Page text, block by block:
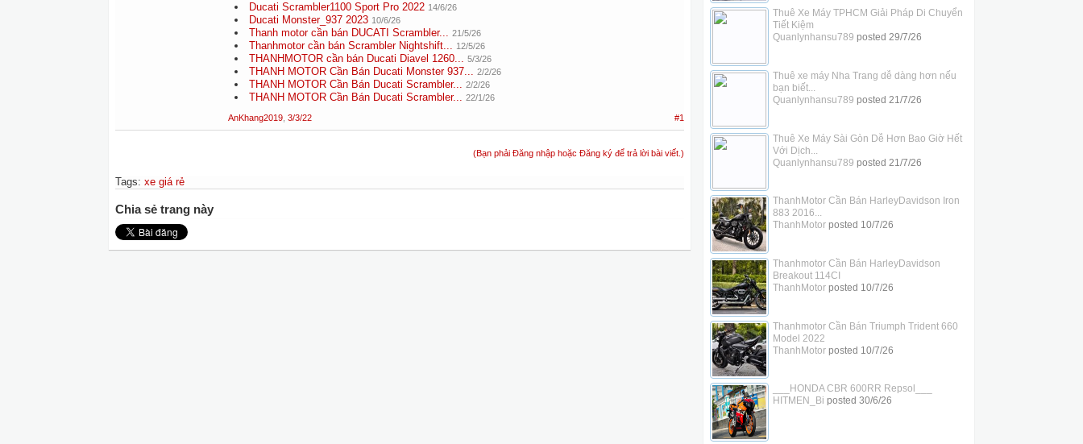
Ducati Scrambler1100 Sport Pro 2022 14/6/26
Ducati Monster_937 2023 10/6/26
Thanh motor cần bán DUCATI Scrambler... 21/5/26
Thanhmotor cần bán Scrambler Nightshift... 12/5/26
THANHMOTOR cần bán Ducati Diavel 1260... 5/3/26
THANH MOTOR Cần Bán Ducati Monster 937... 2/2/26
THANH MOTOR Cần Bán Ducati Scrambler... 2/2/26
THANH MOTOR Cần Bán Ducati Scrambler... 22/1/26
AnKhang2019 3/3/22 #1
(Bạn phải Đăng nhập hoặc Đăng ký để trả lời bài viết.)
Tags: xe giá rẻ
Chia sẻ trang này
Thuê Xe Máy TPHCM Giải Pháp Di Chuyển
Tiết Kiệm
Quanlynhansu789 posted 29/7/26
Thuê xe máy Nha Trang dễ dàng hơn nếu
bạn biết...
Quanlynhansu789 posted 21/7/26
Thuê Xe Máy Sài Gòn Dễ Hơn Bao Giờ Hết
Với Dịch...
Quanlynhansu789 posted 21/7/26
ThanhMotor Cần Bán HarleyDavidson Iron
883 2016...
ThanhMotorposted 10/7/26
Thanhmotor Cần Bán HarleyDavidson
Breakout 114CI
ThanhMotorposted 10/7/26
Thanhmotor Cần Bán Triumph Trident 660
Model 2022
ThanhMotorposted 10/7/26
___HONDA CBR 600RR Repsol___
HITMEN_Bi posted 30/6/26